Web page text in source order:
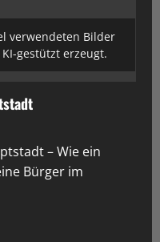
verwendeten Bilder
gestützt erzeugt.
– Wie ein
Bürger im